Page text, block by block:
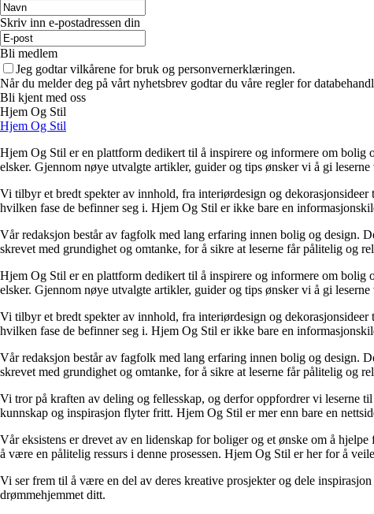
Skriv inn e-postadressen din
Bli medlem
Jeg godtar vilkårene for bruk og personvernerklæringen.
Når du melder deg på vårt nyhetsbrev godtar du våre regler for
Bli kjent med oss
Hjem Og Stil
Hjem Og Stil
Hjem Og Stil er en plattform dedikert til å inspirere og informere om bolig
elsker. Gjennom nøye utvalgte artikler, guider og tips ønsker vi å gi
Vi tilbyr et bredt spekter av innhold, fra interiørdesign og
hvilken fase de befinner seg i. Hjem Og Stil er ikke bare en
Vår redaksjon består av fagfolk med lang erfaring innen bolig og design.
skrevet med grundighet og omtanke, for å sikre at leserne får pålitelig og
Hjem Og Stil er en plattform dedikert til å inspirere og informere om bolig
elsker. Gjennom nøye utvalgte artikler, guider og tips ønsker vi å gi
Vi tilbyr et bredt spekter av innhold, fra interiørdesign og
hvilken fase de befinner seg i. Hjem Og Stil er ikke bare en
Vår redaksjon består av fagfolk med lang erfaring innen bolig og design.
skrevet med grundighet og omtanke, for å sikre at leserne får pålitelig og
Vi tror på kraften av deling og fellesskap, og derfor oppfordrer vi leserne
kunnskap og inspirasjon flyter fritt. Hjem Og Stil er mer enn bare en
Vår eksistens er drevet av en lidenskap for boliger og et ønske om å
å være en pålitelig ressurs i denne prosessen. Hjem Og Stil er her for å
Vi ser frem til å være en del av deres kreative prosjekter og dele
drømmehjemmet ditt.